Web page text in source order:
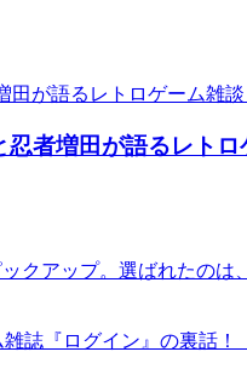
者増田が語るレト
クアップ。選ばれたのは